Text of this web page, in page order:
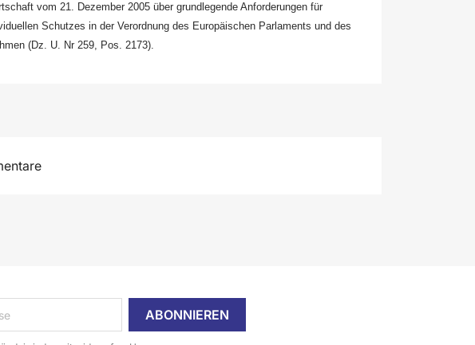
vom 21. Dezember 2005 über grundlegende Anforderungen für
Schutzes in der Verordnung des Europäischen Parlaments und des
(Dz. U. Nr 259, Pos. 2173).